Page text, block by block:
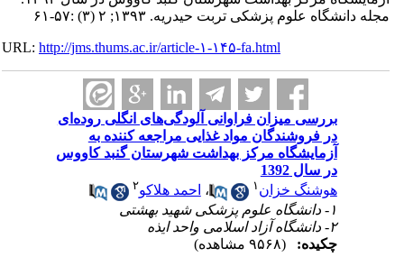
علوم پزشکی تربت حیدریه. ۱۳۹۳; ۲ (۳) :۵۷-۶۱
URL:http://jms.thums.ac.ir/article-۱-۱۴۵-fa.html
بررسی میزان فراوانی آلودگی‌های انگلی روده‌ای
در فروشندگان مواد غذایی مراجعه کننده به
آزمایشگاه مرکز بهداشت شهرستان گنبد کاووس
هوشنگ خزان۱ ، احمد هلاکو
(۹۵۶۸ مشاهده)